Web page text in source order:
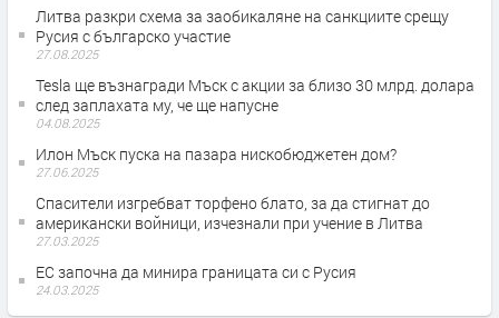
Литва разкри схема за заобикаляне на санкциите срещу
Русия с българско участие
27.08.2025
Tesla ще възнагради Мъск с акции за близо 30 млрд. долара
след заплахата му, че ще напусне
04.08.2025
Илон Мъск пуска на пазара нискобюджетен дом?
27.06.2025
Спасители изгребват торфено блато, за да стигнат до
американски войници, изчезнали при учение в Литва
27.03.2025
ЕС започна да минира границата си с Русия
24.03.2025